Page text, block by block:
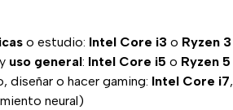
o estudio: Intel Core i3 o Ryzen 3
uso general: Intel Core i5 o Ryzen 5
diseñar o hacer gaming: Intel Core i7,
neural)